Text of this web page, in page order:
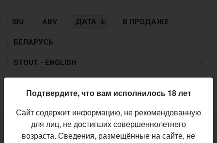
IBU ABV ДАТА В ПРОДАЖЕ
БЕЛАРУСЬ
STOUT - ENGLISH
Не нашли ваш бар или магазин в каталоге?
Подтвердите, что вам исполнилось 18 лет
Сайт содержит информацию, не рекомендованную
для лиц, не достигших совершеннолетнего
возраста. Сведения, размещённые на сайте, не